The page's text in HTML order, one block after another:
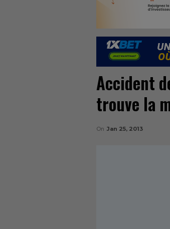
Accident
trouve la
On Jan 25, 2013